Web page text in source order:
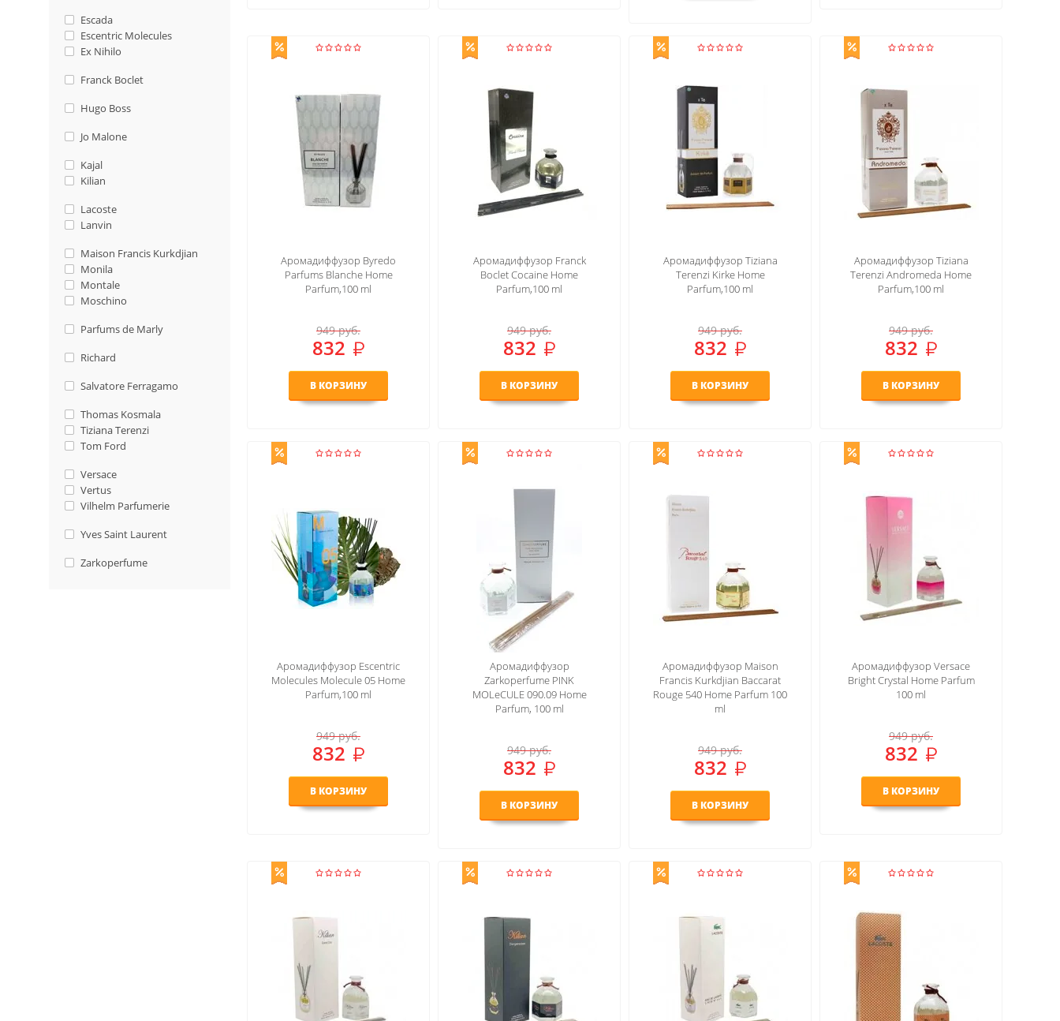
Escada
Escentric Molecules
Ex Nihilo
Franck Boclet
Hugo Boss
Jo Malone
Kajal
Kilian
Lacoste
Lanvin
Maison Francis Kurkdjian
Monila
Montale
Moschino
Parfums de Marly
Richard
Salvatore Ferragamo
Thomas Kosmala
Tiziana Terenzi
Tom Ford
Versace
Vertus
Vilhelm Parfumerie
Yves Saint Laurent
Zarkoperfume
Аромадиффузор Byredo
Parfums Blanche Home
Parfum,100 ml
949руб.
832
В КОРЗИНУ
Аромадиффузор Franck
Boclet Cocaine Home
Parfum,100 ml
949руб.
832
В КОРЗИНУ
Аромадиффузор Tiziana
Terenzi Kirke Home
Parfum,100 ml
949руб.
832
В КОРЗИНУ
Аромадиффузор Tiziana
Terenzi Andromeda Home
Parfum,100 ml
949руб.
832
В КОРЗИНУ
Аромадиффузор Escentric
Molecules Molecule 05 Home
Parfum,100 ml
949руб.
832
В КОРЗИНУ
Аромадиффузор
Zarkoperfume PINK
MOLeCULE 090.09 Home
Parfum, 100 ml
949руб.
832
В КОРЗИНУ
Аромадиффузор Maison
Francis Kurkdjian Baccarat
Rouge 540 Home Parfum 100
ml
949руб.
832
В КОРЗИНУ
Аромадиффузор Versace
Bright Crystal Home Parfum
100 ml
949руб.
832
В КОРЗИНУ